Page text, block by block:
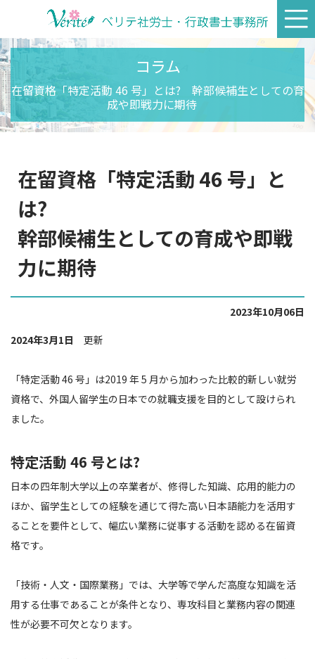
コラム
在留資格「特定活動 46 号」とは? 幹部候補生としての育
成や即戦力に期待
在留資格「特定活動 46 号」と
は?
幹部候補生としての育成や即戦
力に期待
2023年10月06日
2024年3月1日 更新
「特定活動 46 号」は2019 年 5 月から加わった比較的新しい就労
資格で、外国人留学生の日本での就職支援を目的として設けられ
ました。
特定活動 46 号とは?
日本の四年制大学以上の卒業者が、修得した知識、応用的能力の
ほか、留学生としての経験を通じて得た高い日本語能力を活用す
ることを要件として、幅広い業務に従事する活動を認める在留資
格です。
「技術・人文・国際業務」では、大学等で学んだ高度な知識を活
用する仕事であることが条件となり、専攻科目と業務内容の関連
性が必要不可欠となります。